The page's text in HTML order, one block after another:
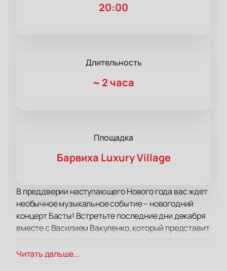
20:00
Длительность
~ 2 часа
Площадка
Барвиха Luxury Village
В преддверии наступающего Нового года вас ждет
необычное музыкальное событие – новогодний
концерт Басты! Встретьте последние дни декабря
вместе с Василием Вакуленко, который представит
концертном зале "Барвиха Luxury Village".
Читать дальше...